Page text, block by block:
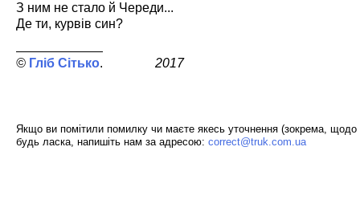
З ним не стало й Череди...
Де ти, курвів син?
Гліб Сітько 2017
Якщо ви помітили помилку чи маєте якесь уточнення (зокрема, щодо
будь ласка, напишіть нам за адресою: correct@truk.com.ua